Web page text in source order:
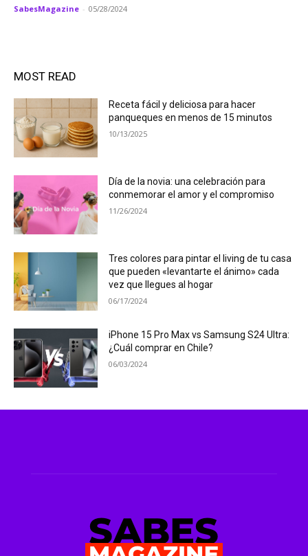
SabesMagazine - 05/28/2024
MOST READ
Receta fácil y deliciosa para hacer
panqueques en menos de 15 minutos
10/13/2025
Día de la novia: una celebración para
conmemorar el amor y el compromiso
11/26/2024
Tres colores para pintar el living de tu casa
que pueden «levantarte el ánimo» cada
vez que llegues al hogar
06/17/2024
iPhone 15 Pro Max vs Samsung S24 Ultra:
¿Cuál comprar en Chile?
06/03/2024